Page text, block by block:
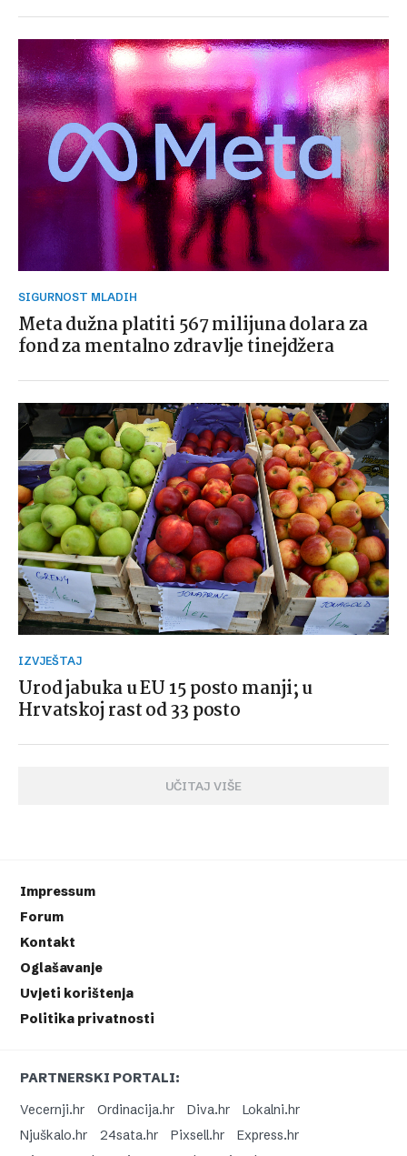
SIGURNOST MLADIH
Meta dužna platiti 567 milijuna dolara za
fond za mentalno zdravlje tinejdžera
IZVJEŠTAJ
Urod jabuka u EU 15 posto manji; u
Hrvatskoj rast od 33 posto
UČITAJ VIŠE
Impressum
Forum
Kontakt
Oglašavanje
Uvjeti korištenja
Politika privatnosti
PARTNERSKI PORTALI:
Vecernji.hr
Ordinacija.hr Diva.hr
Lokalni.hr
Njuškalo.hr
24sata.hr Pixsell.hr
Express.hr